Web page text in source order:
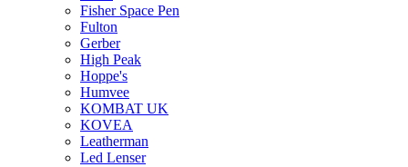
Fisher Space Pen
Fulton
Gerber
High Peak
Hoppe's
Humvee
KOMBAT UK
KOVEA
Leatherman
Led Lenser